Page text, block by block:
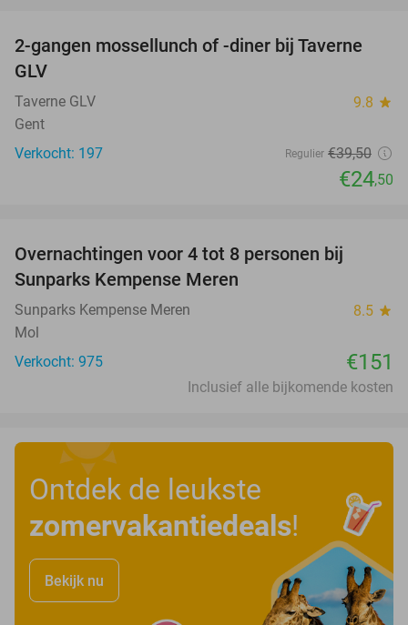
38%
2-gangen mossellunch of -diner bij Taverne
GLV
Taverne GLV 9.8 star
Gent
Verkocht: 197
Regulier €39,50
€24,50
Overnachtingen voor 4 tot 8 personen bij
Sunparks Kempense Meren
Sunparks Kempense Meren 8.5 star
Mol
Verkocht: 975
€151
Inclusief alle bijkomende kosten
Ontdek de leukste
zomervakantiedeals!
Bekijk nu